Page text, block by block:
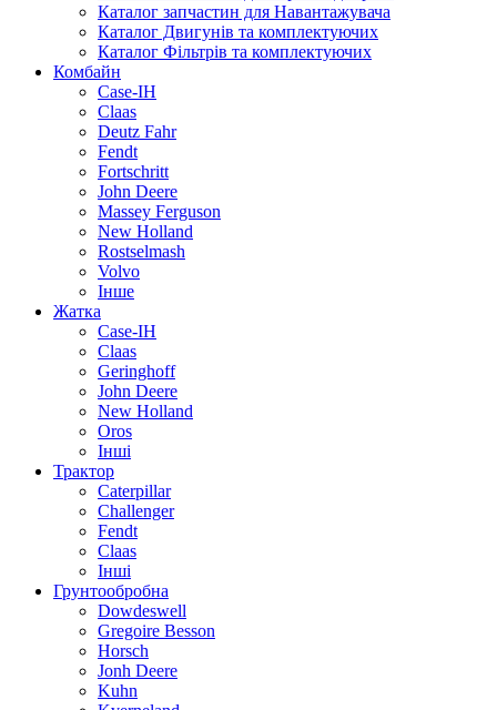
Каталог запчастин для Навантажувача
Каталог Двигунів та комплектуючих
Каталог Фільтрів та комплектуючих
Комбайн
Case-IH
Claas
Deutz Fahr
Fendt
Fortschritt
John Deere
Massey Ferguson
New Holland
Rostselmash
Volvo
Інше
Жатка
Case-IH
Claas
Geringhoff
John Deere
New Holland
Oros
Інші
Трактор
Caterpillar
Challenger
Fendt
Claas
Інші
Грунтообробна
Dowdeswell
Gregoire Besson
Horsch
Jonh Deere
Kuhn